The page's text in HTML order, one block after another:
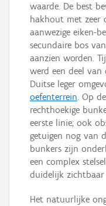
waarde. De best
hakhout met zeer
aanwezige eiken-
secundaire bos
aanzien worden.
werd een deel van
Duitse leger
oefenterrein. Op
rechthoekige
eerste linie; ook
getuigen nog van
bunkers zijn
een complex
duidelijk
Het natuurlijke